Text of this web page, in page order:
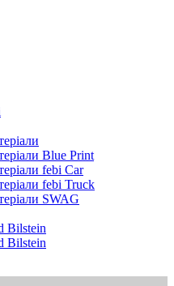
Blue Print
febi Car
febi Truck
SWAG
Bilstein
Bilstein